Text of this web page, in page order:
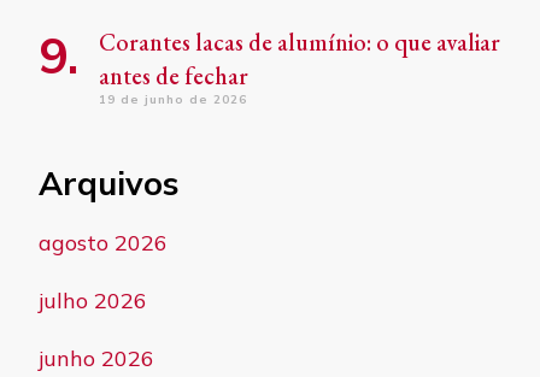
Corantes lacas de alumínio: o que avaliar
antes de fechar
19 de junho de 2026
Arquivos
agosto 2026
julho 2026
junho 2026